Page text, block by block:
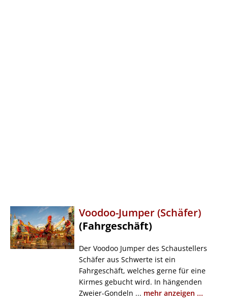
Voodoo-Jumper (Schäfer)
(Fahrgeschäft)
Der Voodoo Jumper des Schaustellers
Schäfer aus Schwerte ist ein
Fahrgeschäft, welches gerne für eine
Kirmes gebucht wird. In hängenden
Zweier-Gondeln ... mehr anzeigen ...